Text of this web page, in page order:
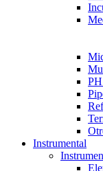
Instrumental